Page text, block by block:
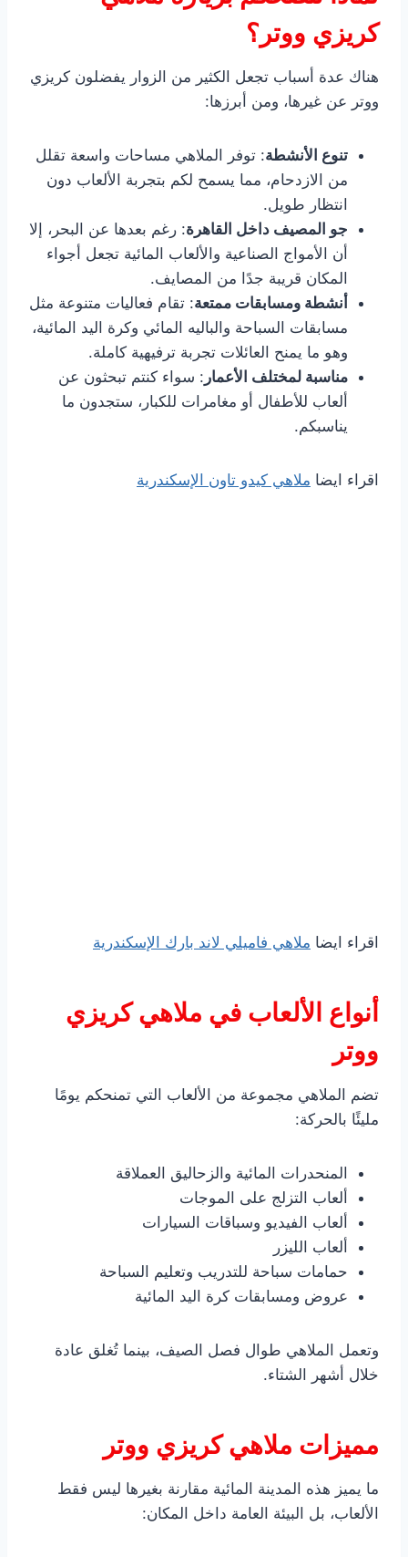
كريزي ووتر؟
هناك عدة أسباب تجعل الكثير من الزوار يفضلون كريزي
ووتر عن غيرها، ومن أبرزها:
تنوع الأنشطة: توفر الملاهي مساحات واسعة تقلل
من الازدحام، مما يسمح لكم بتجربة الألعاب دون
انتظار طويل.
جو المصيف داخل القاهرة: رغم بعدها عن البحر، إلا
أن الأمواج الصناعية والألعاب المائية تجعل أجواء
المكان قريبة جدًا من المصايف.
أنشطة ومسابقات ممتعة: تقام فعاليات متنوعة مثل
مسابقات السباحة والباليه المائي وكرة اليد المائية،
وهو ما يمنح العائلات تجربة ترفيهية كاملة.
مناسبة لمختلف الأعمار : سواء كنتم تبحثون عن
ألعاب للأطفال أو مغامرات للكبار، ستجدون ما
يناسبكم.
اقراء ايضا ملاهي كيدو تاون الإسكندرية
اقراء ايضا ملاهي فاميلي لاند بارك الإسكندرية
أنواع الألعاب في ملاهي كريزي
ووتر
تضم الملاهي مجموعة من الألعاب التي تمنحكم يومًا
مليئًا بالحركة:
المنحدرات المائية والزحاليق العملاقة
ألعاب التزلج على الموجات
ألعاب الفيديو وسباقات السيارات
ألعاب الليزر
حمامات سباحة للتدريب وتعليم السباحة
عروض ومسابقات كرة اليد المائية
وتعمل الملاهي طوال فصل الصيف، بينما تُغلق عادة
خلال أشهر الشتاء.
مميزات ملاهي كريزي ووتر
ما يميز هذه المدينة المائية مقارنة بغيرها ليس فقط
الألعاب، بل البيئة العامة داخل المكان: